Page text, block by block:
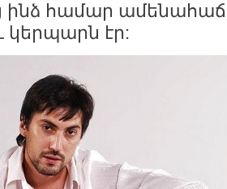
համար
կերպարն էր: